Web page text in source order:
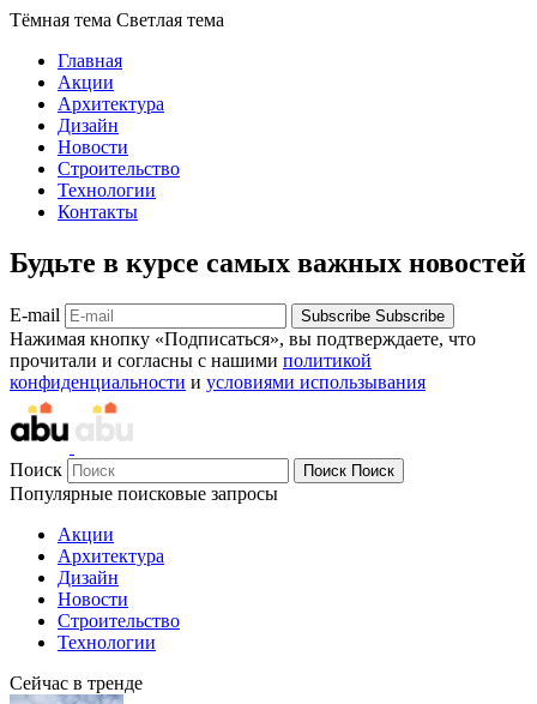
Тёмная тема Светлая тема
Главная
Акции
Архитектура
Дизайн
Новости
Строительство
Технологии
Контакты
Будьте в курсе самых важных новостей
E-mail Subscribe Subscribe
Нажимая кнопку «Подписаться», вы подтверждаете, что
прочитали и согласны с нашими политикой
конфиденциальности и условиями использывания
Поиск Поиск Поиск
Популярные поисковые запросы
Акции
Архитектура
Дизайн
Новости
Строительство
Технологии
Сейчас в тренде